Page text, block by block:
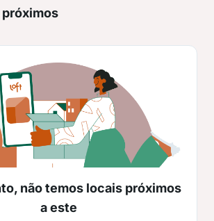
não temos locais próximos
a este